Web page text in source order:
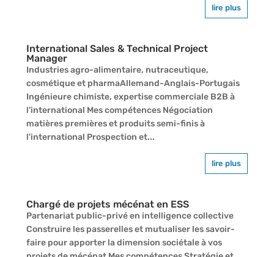
lire plus
International Sales & Technical Project
Manager
Industries agro-alimentaire, nutraceutique,
cosmétique et pharmaAllemand-Anglais-Portugais
Ingénieure chimiste, expertise commerciale B2B à
l’international Mes compétences Négociation
matières premières et produits semi-finis à
l'international Prospection et...
lire plus
Chargé de projets mécénat en ESS
Partenariat public-privé en intelligence collective
Construire les passerelles et mutualiser les savoir-
faire pour apporter la dimension sociétale à vos